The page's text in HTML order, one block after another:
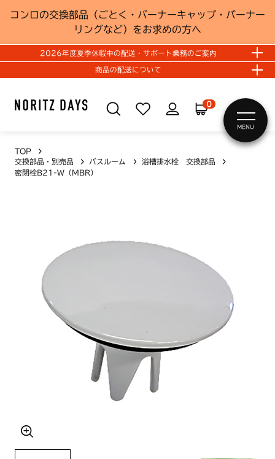
コンロの交換部品（ごとく・バーナーキャップ・バーナー
リングなど）をお求めの方へ
2026年度夏季休暇中の配送・サポート業務のご案内
商品の配送について
0
MENU
TOP
交換部品・別売品
バスルーム
浴槽排水栓 交換部品
密閉栓B21-W（MBR）